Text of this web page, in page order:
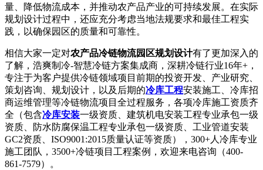
量、降低物流成本，并推动农产品产业的可持续发展。在实际
规划设计过程中，还应充分考虑当地法规要求和最佳工程实
践，以确保园区的质量和可靠性。
相信大家一定对农产品冷链物流园区规划设计有了更加深入的
了解，浩爽制冷-智慧冷链方案集成商，深耕冷链行业16年+，
专注于为客户提供冷链领域项目前期的投资开发、产业研究、
策划咨询、规划设计，以及后期的冷库工程安装施工、冷库招
商运维管理等冷链物流项目全过程服务，各项冷库施工资质齐
全（包含冷库安装一级资质、建筑机电安装工程专业承包一级
资质、防水防腐保温工程专业承包一级资质、工业管道安装
GC2资质、ISO9001:2015质量认证等资质），300+人冷库专业
施工团队，3500+冷链项目工程案例，欢迎来电咨询（400-
861-7579）。